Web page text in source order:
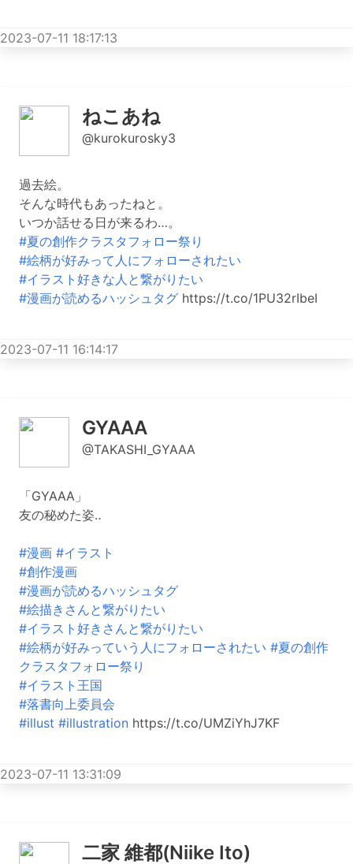
2023-07-11 18:17:13
ねこあね
@kurokurosky3
過去絵。
そんな時代もあったねと。
いつか話せる日が来るわ…。
#夏の創作クラスタフォロー祭り
#絵柄が好みって人にフォローされたい
#イラスト好きな人と繋がりたい
#漫画が読めるハッシュタグ https://t.co/1PU32rIbeI
2023-07-11 16:14:17
GYAAA
@TAKASHI_GYAAA
「GYAAA」
友の秘めた姿‥
#漫画 #イラスト
#創作漫画
#漫画が読めるハッシュタグ
#絵描きさんと繋がりたい
#イラスト好きさんと繋がりたい
#絵柄が好みっていう人にフォローされたい #夏の創作
クラスタフォロー祭り
#イラスト王国
#落書向上委員会
#illust #illustration https://t.co/UMZiYhJ7KF
2023-07-11 13:31:09
二家 維都(Niike Ito)